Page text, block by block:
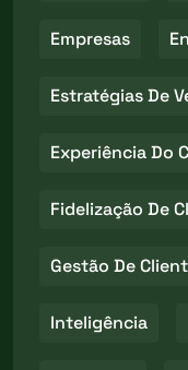
Empresas
Estratégias De
Experiência Do
Fidelização De
Gestão De
Inteligência